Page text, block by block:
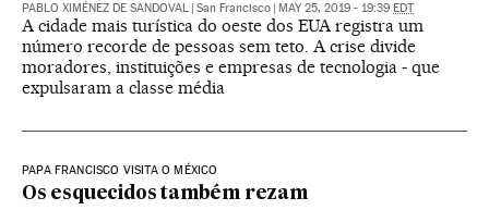
PABLO XIMÉNEZ DE SANDOVAL San Francisco MAY 25, 2019 - 19:39 EDT
A cidade mais turística do oeste dos EUA registra um
número recorde de pessoas sem teto. A crise divide
moradores, instituições e empresas de tecnologia - que
expulsaram a classe média
PAPA FRANCISCO VISITA O MÉXICO
Os esquecidos também rezam